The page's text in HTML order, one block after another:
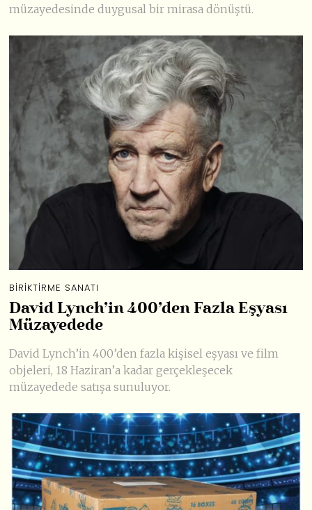
müzayedesinde duygusal bir mirasa dönüştü.
BIRIKTIRME SANATI
David Lynch’in 400’den Fazla Eşyası
Müzayedede
David Lynch’in 400’den fazla kişisel eşyası ve film
objeleri, 18 Haziran’a kadar gerçekleşecek
müzayedede satışa sunuluyor.